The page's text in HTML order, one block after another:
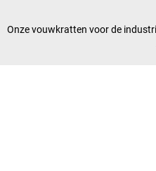
Onze vouwkratten voor de
veeleisende